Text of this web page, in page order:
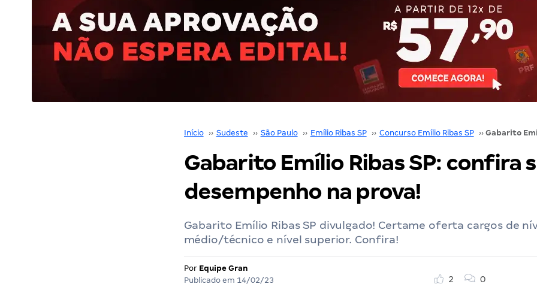
Início ›› Sudeste ›› São Paulo ›› Emílio Ribas SP ›› Concurso Emílio Ribas SP ››
Gabarito Emílio Ribas SP: confira
desempenho na prova!
Gabarito Emílio Ribas SP divulgado! Certame oferta cargos de
médio/técnico e nível superior. Confira!
Por Equipe Gran
Publicado em 14/02/23
2 0